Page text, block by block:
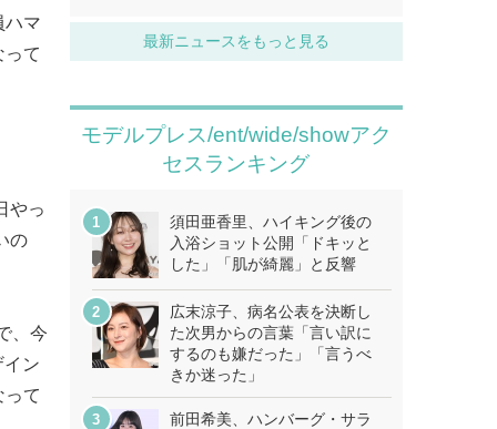
ハマ
て
やっ
の
、今
ン
て
最新ニュースをもっと見る
モデルプレス/ent/wide/showアク
セスランキング
須田亜香里、ハイキング後の
入浴ショット公開「ドキッと
した」「肌が綺麗」と反響
広末涼子、病名公表を決断し
た次男からの言葉「言い訳に
するのも嫌だった」「言うべ
きか迷った」
前田希美、ハンバーグ・サラ